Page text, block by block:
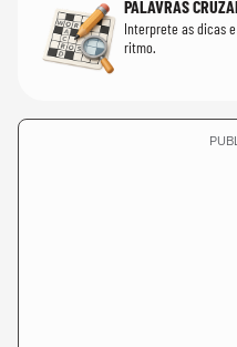
PALAVRAS
Interprete as dicas
ritmo.